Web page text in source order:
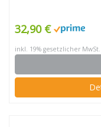
32,90 €
inkl. 19% gesetzlicher MwSt.